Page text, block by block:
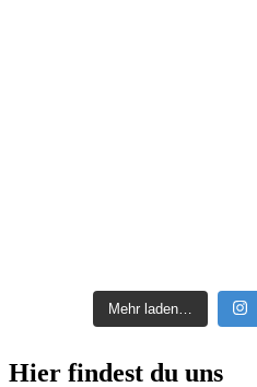
Mehr laden…
Hier findest du uns